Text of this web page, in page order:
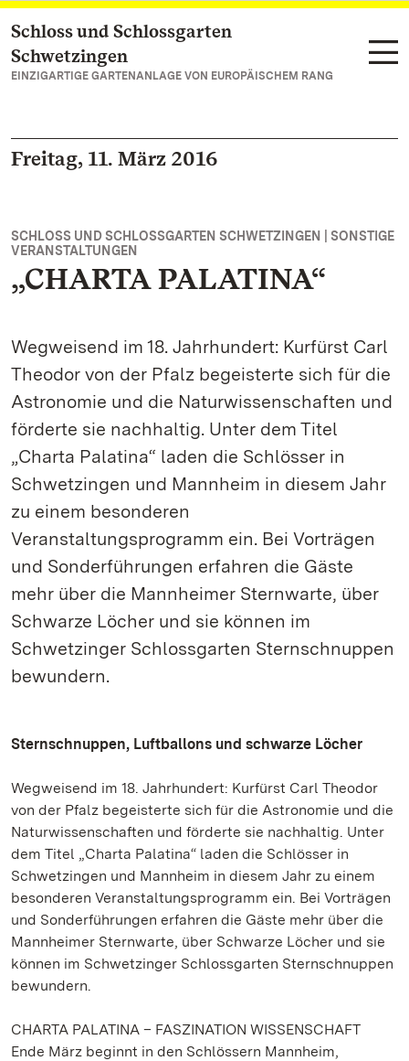
Zum Hauptinhalt springen
Schloss und Schlossgarten
Schwetzingen
EINZIGARTIGE GARTENANLAGE VON EUROPÄISCHEM RANG
Freitag, 11. März 2016
SCHLOSS UND SCHLOSSGARTEN SCHWETZINGEN | SONSTIGE
VERANSTALTUNGEN
„CHARTA PALATINA“
Wegweisend im 18. Jahrhundert: Kurfürst Carl
Theodor von der Pfalz begeisterte sich für die
Astronomie und die Naturwissenschaften und
förderte sie nachhaltig. Unter dem Titel
„Charta Palatina“ laden die Schlösser in
Schwetzingen und Mannheim in diesem Jahr
zu einem besonderen
Veranstaltungsprogramm ein. Bei Vorträgen
und Sonderführungen erfahren die Gäste
mehr über die Mannheimer Sternwarte, über
Schwarze Löcher und sie können im
Schwetzinger Schlossgarten Sternschnuppen
bewundern.
Sternschnuppen, Luftballons und schwarze Löcher
Wegweisend im 18. Jahrhundert: Kurfürst Carl Theodor
von der Pfalz begeisterte sich für die Astronomie und die
Naturwissenschaften und förderte sie nachhaltig. Unter
dem Titel „Charta Palatina“ laden die Schlösser in
Schwetzingen und Mannheim in diesem Jahr zu einem
besonderen Veranstaltungsprogramm ein. Bei Vorträgen
und Sonderführungen erfahren die Gäste mehr über die
Mannheimer Sternwarte, über Schwarze Löcher und sie
können im Schwetzinger Schlossgarten Sternschnuppen
bewundern.
CHARTA PALATINA – FASZINATION WISSENSCHAFT
Ende März beginnt in den Schlössern Mannheim,